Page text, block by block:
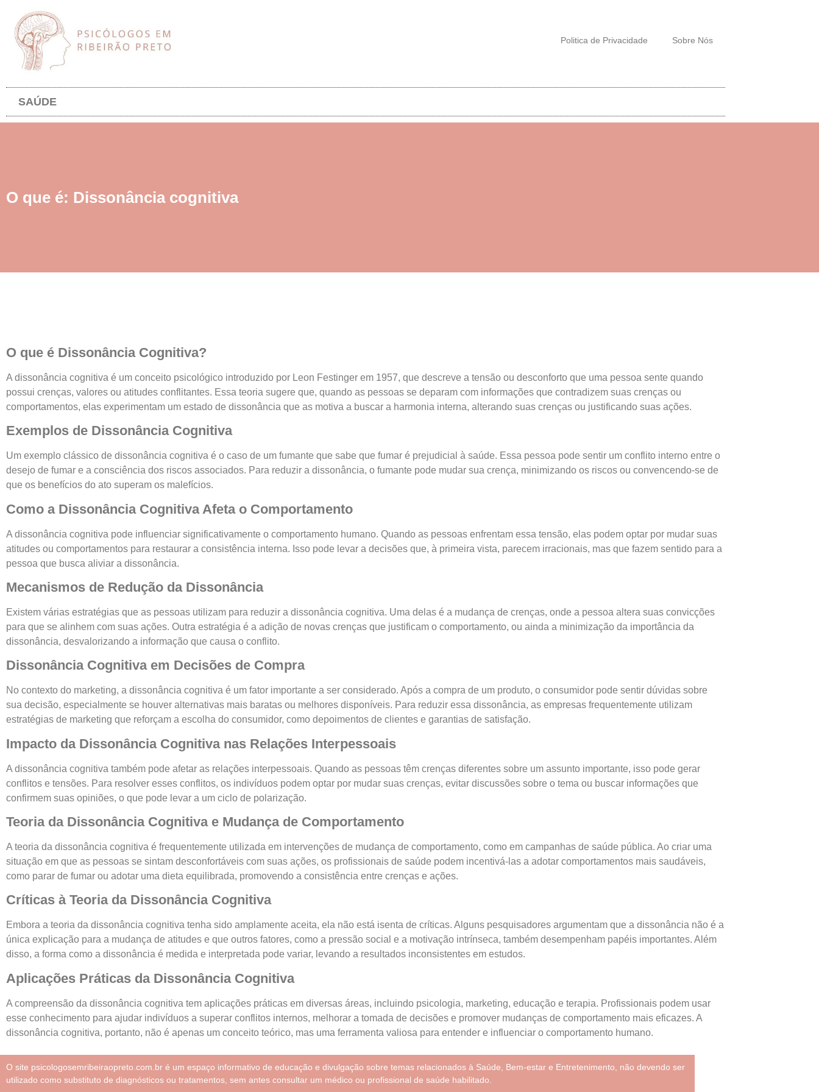
Politica de Privacidade Sobre Nós
SAÚDE
O que é: Dissonância cognitiva
O que é Dissonância Cognitiva?
A dissonância cognitiva é um conceito psicológico introduzido por Leon Festinger em 1957, que descreve a tensão ou desconforto que uma pessoa sente quando
possui crenças, valores ou atitudes conflitantes. Essa teoria sugere que, quando as pessoas se deparam com informações que contradizem suas crenças ou
comportamentos, elas experimentam um estado de dissonância que as motiva a buscar a harmonia interna, alterando suas crenças ou justificando suas ações.
Exemplos de Dissonância Cognitiva
Um exemplo clássico de dissonância cognitiva é o caso de um fumante que sabe que fumar é prejudicial à saúde. Essa pessoa pode sentir um conflito interno entre o
desejo de fumar e a consciência dos riscos associados. Para reduzir a dissonância, o fumante pode mudar sua crença, minimizando os riscos ou convencendo-se de
que os benefícios do ato superam os malefícios.
Como a Dissonância Cognitiva Afeta o Comportamento
A dissonância cognitiva pode influenciar significativamente o comportamento humano. Quando as pessoas enfrentam essa tensão, elas podem optar por mudar suas
atitudes ou comportamentos para restaurar a consistência interna. Isso pode levar a decisões que, à primeira vista, parecem irracionais, mas que fazem sentido para a
pessoa que busca aliviar a dissonância.
Mecanismos de Redução da Dissonância
Existem várias estratégias que as pessoas utilizam para reduzir a dissonância cognitiva. Uma delas é a mudança de crenças, onde a pessoa altera suas convicções
para que se alinhem com suas ações. Outra estratégia é a adição de novas crenças que justificam o comportamento, ou ainda a minimização da importância da
dissonância, desvalorizando a informação que causa o conflito.
Dissonância Cognitiva em Decisões de Compra
No contexto do marketing, a dissonância cognitiva é um fator importante a ser considerado. Após a compra de um produto, o consumidor pode sentir dúvidas sobre
sua decisão, especialmente se houver alternativas mais baratas ou melhores disponíveis. Para reduzir essa dissonância, as empresas frequentemente utilizam
estratégias de marketing que reforçam a escolha do consumidor, como depoimentos de clientes e garantias de satisfação.
Impacto da Dissonância Cognitiva nas Relações Interpessoais
A dissonância cognitiva também pode afetar as relações interpessoais. Quando as pessoas têm crenças diferentes sobre um assunto importante, isso pode gerar
conflitos e tensões. Para resolver esses conflitos, os indivíduos podem optar por mudar suas crenças, evitar discussões sobre o tema ou buscar informações que
confirmem suas opiniões, o que pode levar a um ciclo de polarização.
Teoria da Dissonância Cognitiva e Mudança de Comportamento
A teoria da dissonância cognitiva é frequentemente utilizada em intervenções de mudança de comportamento, como em campanhas de saúde pública. Ao criar uma
situação em que as pessoas se sintam desconfortáveis com suas ações, os profissionais de saúde podem incentivá-las a adotar comportamentos mais saudáveis,
como parar de fumar ou adotar uma dieta equilibrada, promovendo a consistência entre crenças e ações.
Críticas à Teoria da Dissonância Cognitiva
Embora a teoria da dissonância cognitiva tenha sido amplamente aceita, ela não está isenta de críticas. Alguns pesquisadores argumentam que a dissonância não é a
única explicação para a mudança de atitudes e que outros fatores, como a pressão social e a motivação intrínseca, também desempenham papéis importantes. Além
disso, a forma como a dissonância é medida e interpretada pode variar, levando a resultados inconsistentes em estudos.
Aplicações Práticas da Dissonância Cognitiva
A compreensão da dissonância cognitiva tem aplicações práticas em diversas áreas, incluindo psicologia, marketing, educação e terapia. Profissionais podem usar
esse conhecimento para ajudar indivíduos a superar conflitos internos, melhorar a tomada de decisões e promover mudanças de comportamento mais eficazes. A
dissonância cognitiva, portanto, não é apenas um conceito teórico, mas uma ferramenta valiosa para entender e influenciar o comportamento humano.
O site psicologosemribeiraopreto.com.br é um espaço informativo de educação e divulgação sobre temas relacionados à Saúde, Bem-estar e Entretenimento, não devendo ser
utilizado como substituto de diagnósticos ou tratamentos, sem antes consultar um médico ou profissional de saúde habilitado.